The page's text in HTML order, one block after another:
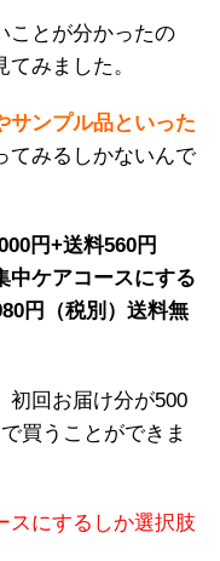
ことが分かったの
みました。
サンプル品といった
てみるしかないんで
円+送料560円
中ケアコースにする
円（税別）送料無
初回お届け分が500
買うことができま
スにするしか選択肢